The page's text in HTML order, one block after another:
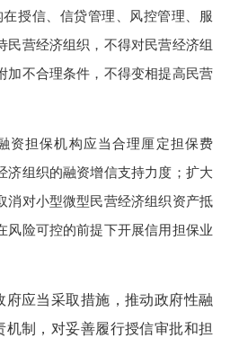
授信、信贷管理、风控管理、服
民营经济组织，不得对民营经济组
加不合理条件，不得变相提高民营
资担保机构应当合理厘定担保费
济组织的融资增信支持力度；扩大
消对小型微型民营经济组织资产抵
风险可控的前提下开展信用担保业
应当采取措施，推动政府性融
机制，对妥善履行授信审批和担